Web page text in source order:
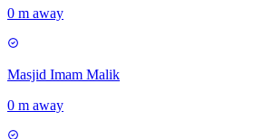
0 m away
Masjid Imam Malik
0 m away